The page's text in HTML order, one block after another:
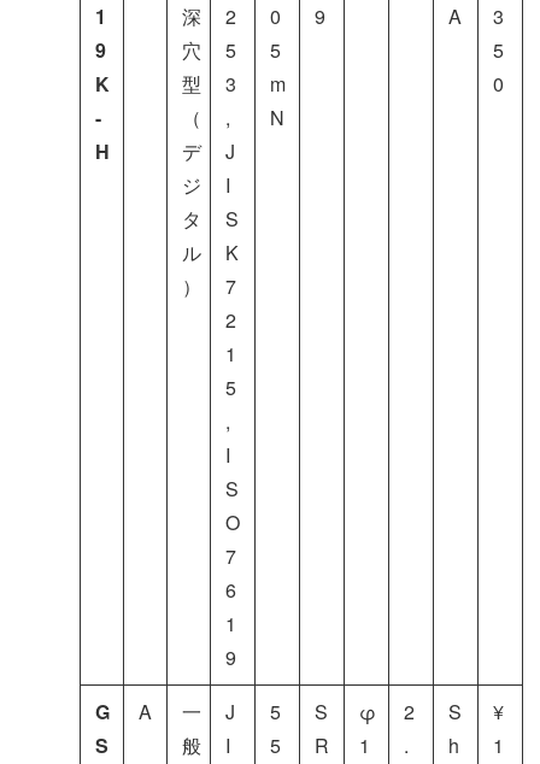
1
9
K
-
H
深
穴
型
（
デ
ジ
タ
ル
）
2
5
3
,
J
I
S
K
7
2
1
5
,
I
S
O
7
6
1
9
0
5
m
N
9
A
3
5
0
G
S
A
一
般
J
I
5
5
S
R
φ
1
2
.
S
h
¥
1